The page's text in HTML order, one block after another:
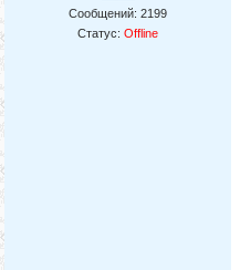
Сообщений:2199
Статус:Offline